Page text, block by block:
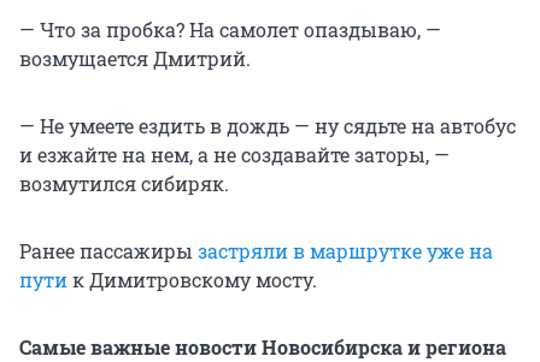
— Что за пробка? На самолет опаздываю, —
возмущается Дмитрий.
— Не умеете ездить в дождь — ну сядьте на автобус
и езжайте на нем, а не создавайте заторы, —
возмутился сибиряк.
Ранее пассажиры застряли в маршрутке уже на
путик Димитровскому мосту.
Самые важные новости Новосибирска и региона